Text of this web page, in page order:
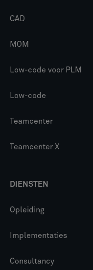
CAD
MOM
Low-code voor PLM
Low-code
Teamcenter
Teamcenter X
DIENSTEN
Opleiding
Implementaties
Consultancy